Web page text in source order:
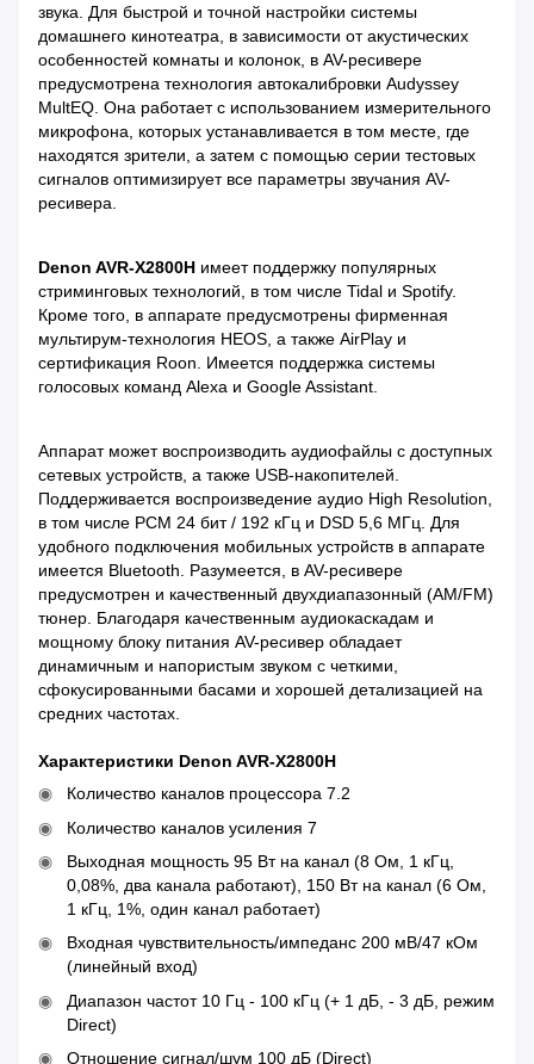
звука. Для быстрой и точной настройки системы
домашнего кинотеатра, в зависимости от акустических
особенностей комнаты и колонок, в AV-ресивере
предусмотрена технология автокалибровки Audyssey
MultEQ. Она работает с использованием измерительного
микрофона, которых устанавливается в том месте, где
находятся зрители, а затем с помощью серии тестовых
сигналов оптимизирует все параметры звучания AV-
ресивера.
Denon AVR-X2800H имеет поддержку популярных
стриминговых технологий, в том числе Tidal и Spotify.
Кроме того, в аппарате предусмотрены фирменная
мультирум-технология HEOS, а также AirPlay и
сертификация Roon. Имеется поддержка системы
голосовых команд Alexa и Google Assistant.
Аппарат может воспроизводить аудиофайлы с доступных
сетевых устройств, а также USB-накопителей.
Поддерживается воспроизведение аудио High Resolution,
в том числе PCM 24 бит / 192 кГц и DSD 5,6 МГц. Для
удобного подключения мобильных устройств в аппарате
имеется Bluetooth. Разумеется, в AV-ресивере
предусмотрен и качественный двухдиапазонный (AM/FM)
тюнер. Благодаря качественным аудиокаскадам и
мощному блоку питания AV-ресивер обладает
динамичным и напористым звуком с четкими,
сфокусированными басами и хорошей детализацией на
средних частотах.
Характеристики Denon AVR-X2800H
Количество каналов процессора 7.2
Количество каналов усиления 7
Выходная мощность 95 Вт на канал (8 Ом, 1 кГц,
0,08%, два канала работают), 150 Вт на канал (6 Ом,
1 кГц, 1%, один канал работает)
Входная чувствительность/импеданс 200 мВ/47 кОм
(линейный вход)
Диапазон частот 10 Гц - 100 кГц (+ 1 дБ, - 3 дБ, режим
Direct)
Отношение сигнал/шум 100 дБ (Direct)